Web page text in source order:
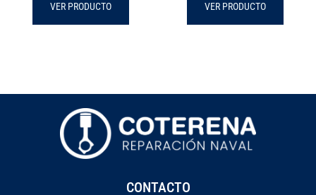
VER PRODUCTO VER PRODUCTO
CONTACTO